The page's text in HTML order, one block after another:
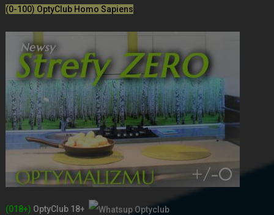
(0-100) OptyClub Homo Sapiens
(018+) OptyClub 18+